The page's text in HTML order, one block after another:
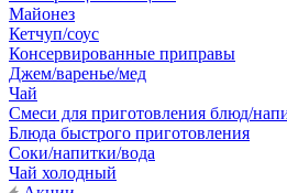
Майонез
Кетчуп/соус
Консервированные приправы
Джем/варенье/мед
Чай
Смеси для приготовления блюд/
Блюда быстрого приготовления
Соки/напитки/вода
Чай холодный